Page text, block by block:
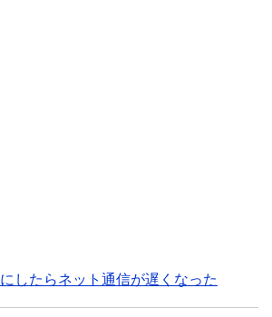
にしたらネット通信が遅くなった